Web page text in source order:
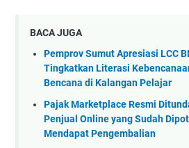
BACA JUGA
Pemprov Sumut Apresiasi LCC
Tingkatkan Literasi
Bencana di Kalangan Pelajar
Pajak Marketplace Resmi
Penjual Online yang Sudah
Mendapat Pengembalian